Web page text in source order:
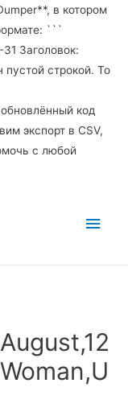
в котором
```
Заголовок:
строкой. То
код
экспорт в CSV,
с любой
Main